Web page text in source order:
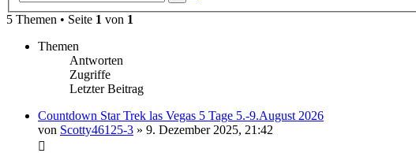
5 Themen • Seite 1 von 1
Themen
Antworten
Zugriffe
Letzter Beitrag
Countdown Star Trek las Vegas 5 Tage 5.-9.August 2026
von Scotty46125-3 » 9. Dezember 2025, 21:42